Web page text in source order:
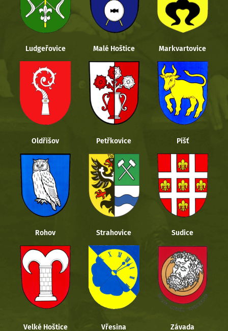
Ludgeřovice Malé Hoštice Markvartovice
Oldřišov Petřkovice Píšť
Rohov Strahovice Sudice
Velké Hoštice Vřesina Závada